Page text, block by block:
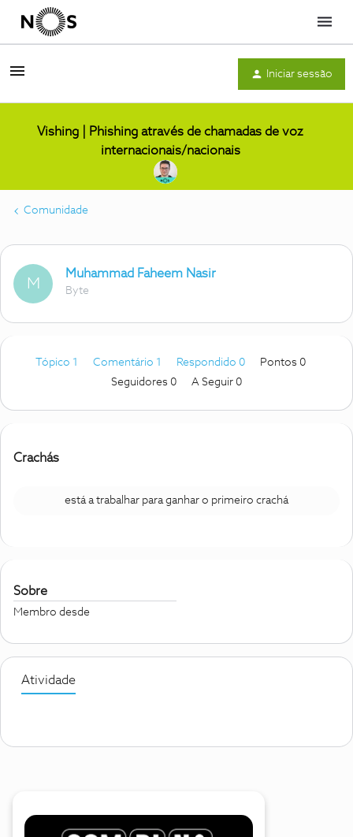
Menu
Iniciar sessão
Vishing | Phishing através de chamadas de voz
internacionais/nacionais
Comunidade
M
Muhammad Faheem Nasir
Byte
Tópico 1 Comentário 1 Respondido 0
Pontos 0
Seguidores 0 A Seguir 0
Crachás
está a trabalhar para ganhar o primeiro crachá
Sobre
Membro desde
Atividade